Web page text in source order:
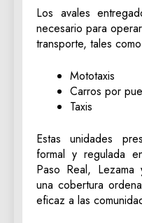
Los avales
necesario para
transporte, tales
Mototaxis
Carros por
Taxis
Estas unidades
formal y regulada
Paso Real, Lezama
una cobertura
eficaz a las